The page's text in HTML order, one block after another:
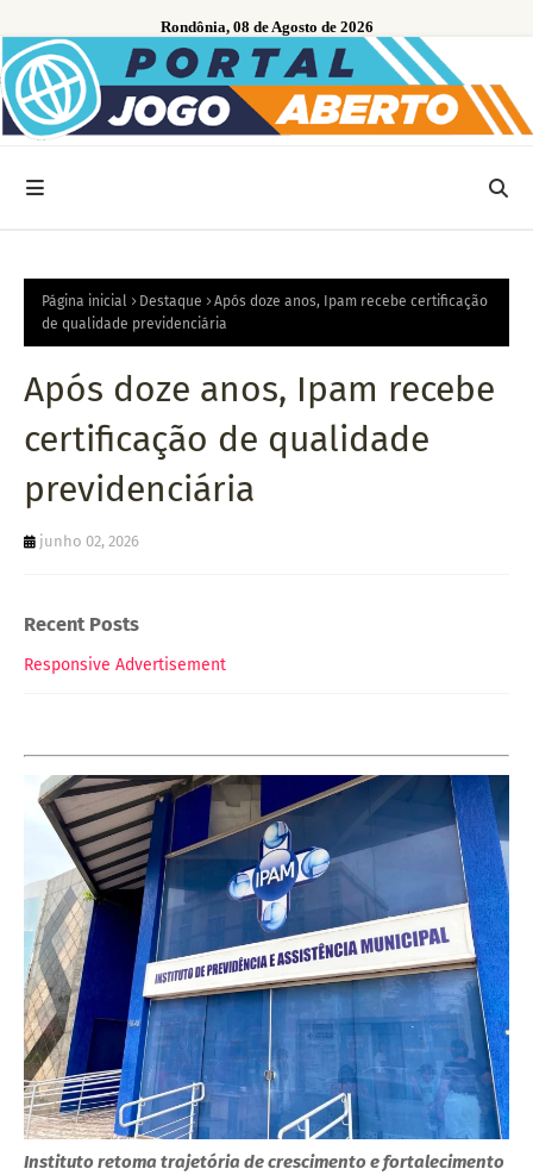
Rondônia, 08 de Agosto de 2026
Página inicial Destaque
Após doze anos, Ipam recebe certificação
de qualidade previdenciária
Após doze anos, Ipam recebe
certificação de qualidade
previdenciária
junho 02, 2026
Recent Posts
Responsive Advertisement
Instituto retoma trajetória de crescimento e fortalecimento